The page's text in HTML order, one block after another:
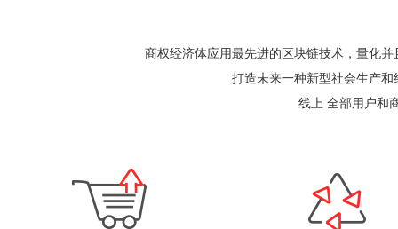
商权经济体应用最先进的区块链技术，量化
打造未来一种新型社会生产
线上 全部用户和